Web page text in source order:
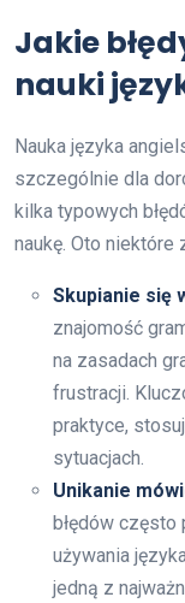
Jakie
nauki
Nauka języka
szczególnie dla
kilka typowych
naukę. Oto niektóre
Skupianie się
znajomość
na zasadach
frustracji.
praktyce,
sytuacjach.
Unikanie
błędów
używania
jedną z